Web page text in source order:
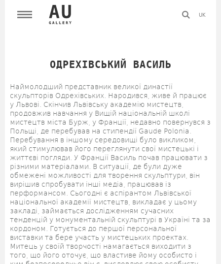
UK
ОДРЕХІВСЬКИЙ ВАСИЛЬ
Наймолодший представник великої династії
скульпторів Одрехівських. Народився, живе й працює
у Львові. Скінчив Львівську академію мистецтв,
продовжив навчання у Вищій національній школі
мистецтв міста Бурж, у Франції, недавно повернувся з
Польщі, де перебував на стипендії Gaude Polonia.
Перебування в іншому середовищі було викликом,
який стимулював його переглянути свої мистецькі і
життєві погляди. У Франції Василь почав працювати з
різними матеріалами. В ситуації, де були дуже
обмежені можливості для творення скульптури, він
вирішив спробувати інші медіа, працював із
перформансом. Сьогодні є аспірантом Львівської
національної академії мистецтв, викладає у цьому
закладі, займається дослідженням сучасних
тенденцій у монументальній скульптурі в Україні та за
кордоном. Готується до першої персональної
виставки та бере участь у мистецьких проектах.
Митець у своїй творчості намагається виходити з
того, що його оточує, що властиве йому особисто і